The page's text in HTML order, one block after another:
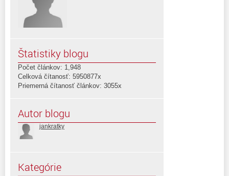
Štatistiky blogu
Počet článkov: 1,948
Celková čítanosť: 5950877x
Priemerná čítanosť článkov: 3055x
Autor blogu
jankratky
Kategórie